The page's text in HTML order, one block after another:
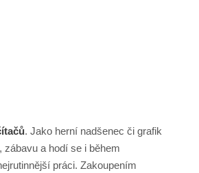
. Jako herní nadšenec či grafik
a hodí se i během
práci. Zakoupením